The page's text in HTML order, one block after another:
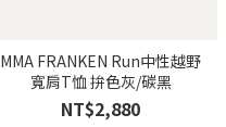
MMA FRANKEN Run中性越野
寬肩T恤 拚色灰/碳黑
NT$2,880